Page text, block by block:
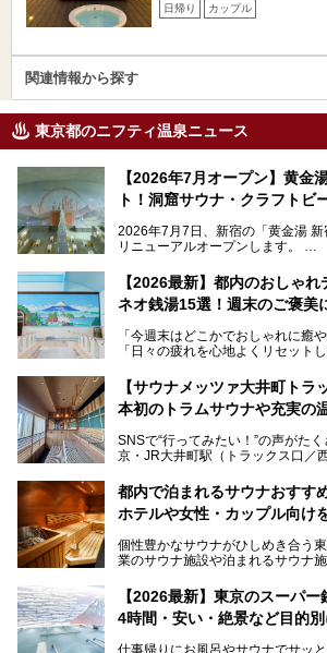
日帰り カップル
関連情報から探す
東京都のニフティ温泉ニュース
【2026年7月オープン】黄金
ト！洞窟サウナ・クラフトビ
2026年7月7日、新宿の「黄金湯
リニューアルオープンします。
レトロでノスタルジックなタイル
を知る地元の人にも、新しく足を
る、今の時代の"銭湯"として生まれ
ビアバーなど、新しく登場したス
す。充実した設備があるのに、基
【2026最新】都内のおしゃれ
ネオ銭湯15選！週末のご褒美
「今週末はどこかでおしゃれに癒
「日々の疲れを心地よくリセット
となっている新しいスタイルの銭
最近、SNSやメディアで「デザイ
本記事では、そもそもこれらがど
いおしゃれな名店15選を、おすす
します。
【サウナメッツァ大井町トラ
本初のトラムサウナや充実の
SNSで“行ってみたい！”の声がた
京・JR大井町駅（トラックス口／
ツァ大井町トラックス」がニュー
ポ―トします。
都内で泊まれるサウナおすす
ホテルや女性・カップル向け
個性豊かなサウナがひしめき合う
業のサウナ施設や泊まれるサウナ
を旅の目的とする「サ旅」や自分
ど、自分の好きなタイミングで好
魅力です。
【2026最新】東京のスーパ
4時間・安い・絶景など目的
仕事帰りにお風呂やサウナでサッ